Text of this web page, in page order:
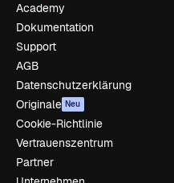
Academy
Dokumentation
Support
AGB
Datenschutzerklärung
Originale Neu
Cookie-Richtlinie
Vertrauenszentrum
Partner